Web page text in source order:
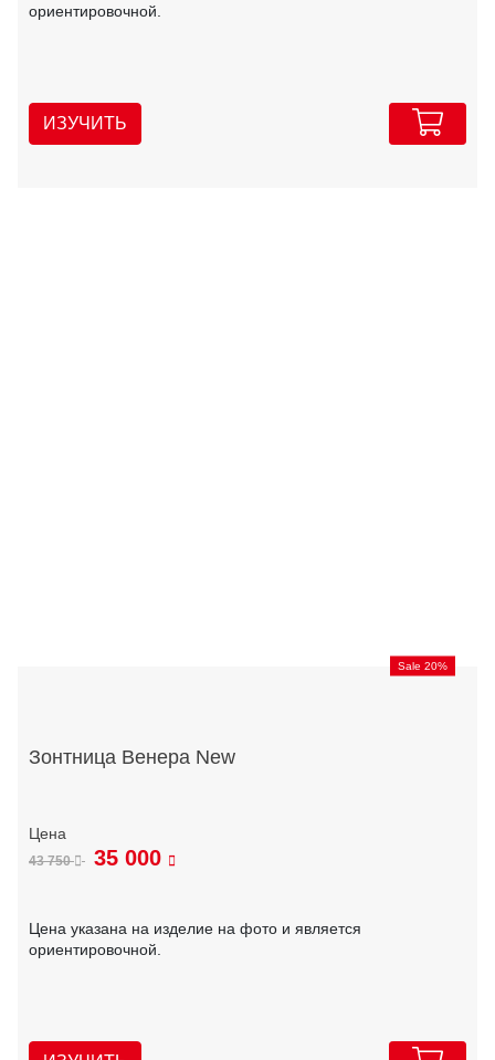
ориентировочной.
ИЗУЧИТЬ
Sale 20%
Зонтница Венера New
43 750 35 000
Цена указана на изделие на фото и является
ориентировочной.